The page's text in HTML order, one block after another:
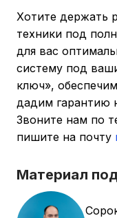
Хотите держать
техники под
для вас
систему под
ключ»,
дадим гарантию
Звоните нам по
пишите на почту
Материал